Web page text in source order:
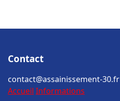
Contact
contact@assainissement-30.fr
Accueil Informations